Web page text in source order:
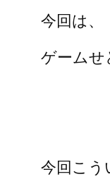
今回は、
ゲームせ
今回こう